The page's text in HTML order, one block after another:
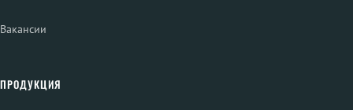
Вакансии
ПРОДУКЦИЯ